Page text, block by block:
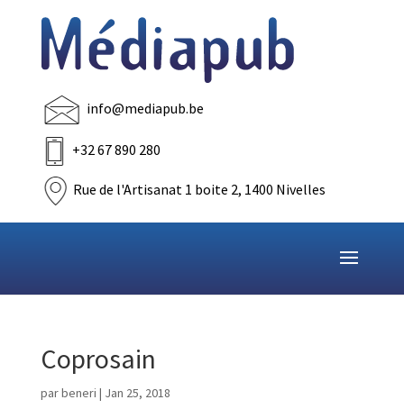
info@mediapub.be
+32 67 890 280
Rue de l'Artisanat 1 boite 2, 1400 Nivelles
Coprosain
parbeneri | Jan 25, 2018